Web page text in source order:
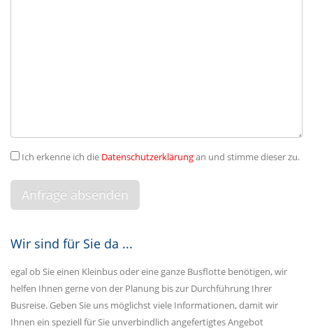
Ich erkenne ich die Datenschutzerklärungan und stimme dieser zu.
Wir sind für Sie da ...
egal ob Sie einen Kleinbus oder eine ganze Busflotte benötigen, wir
helfen Ihnen gerne von der Planung bis zur Durchführung Ihrer
Busreise. Geben Sie uns möglichst viele Informationen, damit wir
Ihnen ein speziell für Sie unverbindlich angefertigtes Angebot